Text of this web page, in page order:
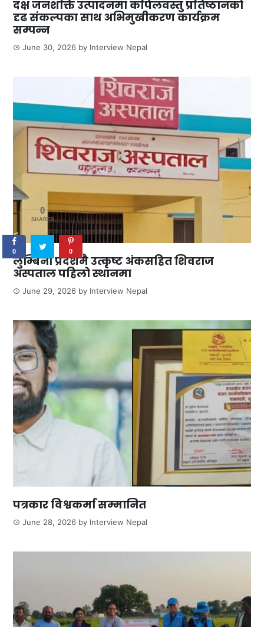
दक्ष जनशक्ति उत्पादनमा कपिलवस्तु प्रतिष्ठानको
दृढ संकल्पका साथ अभिमुखीकरण कार्यक्रम
सम्पन्न
June 30, 2026 by Interview Nepal
लुम्बिनी प्रदेशमै उत्कृष्ट अंकसहित शिवराज
अस्पताल पहिलो स्थानमा
June 29, 2026 by Interview Nepal
पत्रकार विश्वकर्मा सम्मानित
June 28, 2026 by Interview Nepal
0
SHARES
0 0